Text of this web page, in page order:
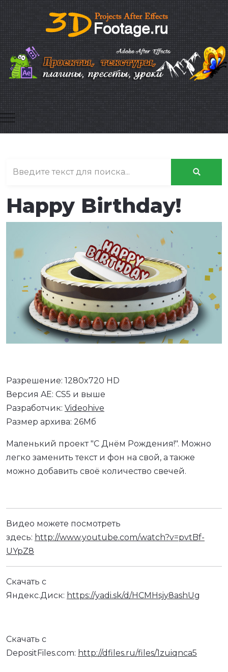
Mobile Menu Toggle
Happy Birthday!
Разрешение: 1280x720 HD
Версия AE: CS5 и выше
Разработчик: Videohive
Размер архива: 26Мб
Маленький проект "С Днём Рождения!". Можно
легко заменить текст и фон на свой, а также
можно добавить своё количество свечей.
Видео можете посмотреть
здесь: http://www.youtube.com/watch?v=pvtBf-
UYpZ8
Скачать с
Яндекс.Диск: https://yadi.sk/d/HCMHsjy8ashUg
Скачать с
DepositFiles.com: http://dfiles.ru/files/1zuiqnca5